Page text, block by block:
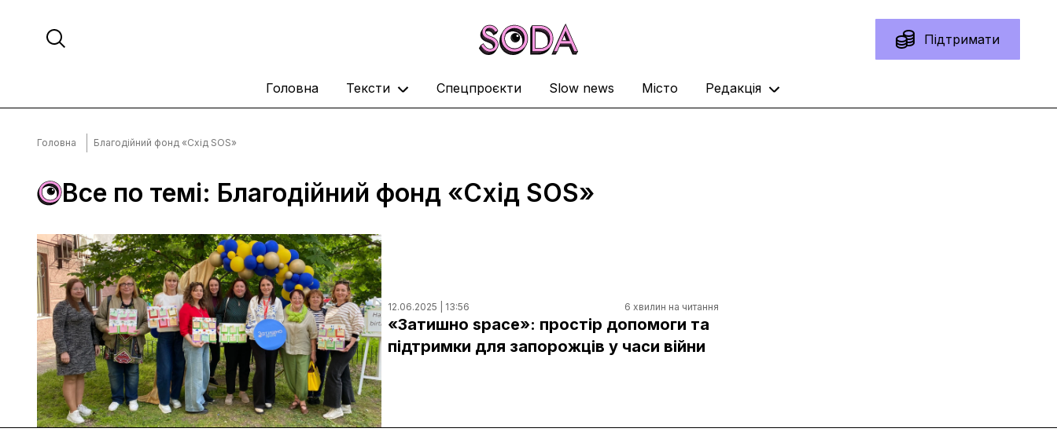
Підтримати
Головна Тексти Спецпроєкти Slow news Місто Редакція
Головна Благодійний фонд «Схід SOS»
Все по темі: Благодійний фонд «Схід SOS»
12.06.2025 | 13:56 6 хвилин на читання
«Затишно space»: простір допомоги та
підтримки для запорожців у часи війни